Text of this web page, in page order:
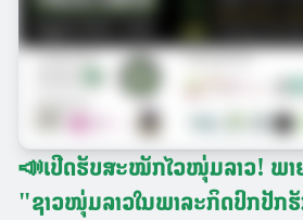
📣ເປີດຮັບສະໝັກໄວໜຸ່ມລາວ! ພາຍ
"ຊາວໜຸ່ມລາວໃນພາລະກິດປົກປັກ